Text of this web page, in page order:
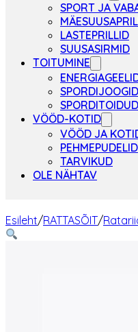
SPORT JA
LASTEPRILLID
SUUSASIRMID
TOITUMINE
SPORDIJOOGID
SPORDITOIDUD
VÖÖD-KOTID
VÖÖD JA
PEHMEPUDELID
TARVIKUD
OLE NÄHTAV
Esileht/RATTASÕIT/